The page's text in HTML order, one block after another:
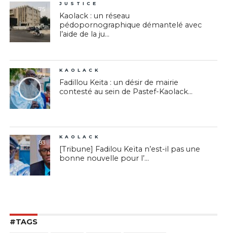
75
JUSTICE
Kaolack : un réseau
pédopornographique démantelé avec
l’aide de la ju...
73
KAOLACK
Fadillou Keita : un désir de mairie
contesté au sein de Pastef-Kaolack...
83
KAOLACK
[Tribune] Fadilou Keïta n’est-il pas une
bonne nouvelle pour l’...
#TAGS